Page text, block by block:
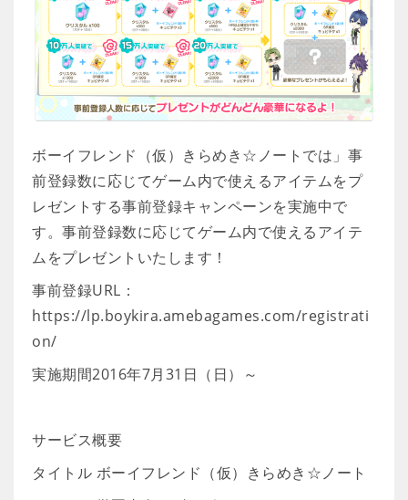
ボーイフレンド（仮）きらめき☆ノートでは」事
前登録数に応じてゲーム内で使えるアイテムをプ
レゼントする事前登録キャンペーンを実施中で
す。事前登録数に応じてゲーム内で使えるアイテ
ムをプレゼントいたします！
事前登録URL：
https://lp.boykira.amebagames.com/registrati
on/
実施期間2016年7月31日（日）～
サービス概要
タイトル ボーイフレンド（仮）きらめき☆ノート